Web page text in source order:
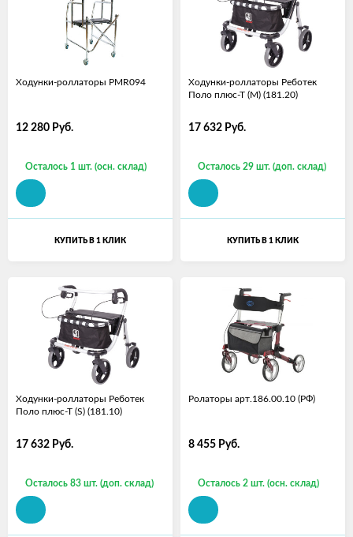
Ходунки-роллаторы PMR094
12 280 Руб.
Осталось 1 шт. (осн. склад)
КУПИТЬ В 1 КЛИК
Ходунки-роллаторы Реботек
Поло плюс-Т (M) (181.20)
17 632 Руб.
Осталось 29 шт. (доп. склад)
КУПИТЬ В 1 КЛИК
Ходунки-роллаторы Реботек
Поло плюс-Т (S) (181.10)
17 632 Руб.
Осталось 83 шт. (доп. склад)
Ролаторы арт.186.00.10 (РФ)
8 455 Руб.
Осталось 2 шт. (осн. склад)